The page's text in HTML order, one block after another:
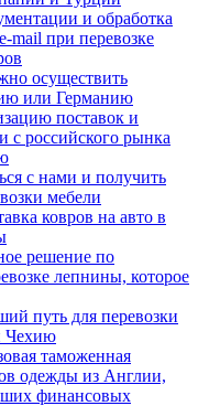
и обработка
mail при перевозке
осуществить
или Германию
поставок и
с российского рынка
с нами и получить
мебели
ковров на авто в
решение по
лепнины, которое
путь для перевозки
Чехию
таможенная
одежды из Англии,
финансовых